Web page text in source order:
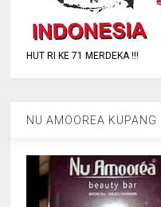
HUT RI KE 71 MERDEKA !!!
NU AMOOREA KUPANG